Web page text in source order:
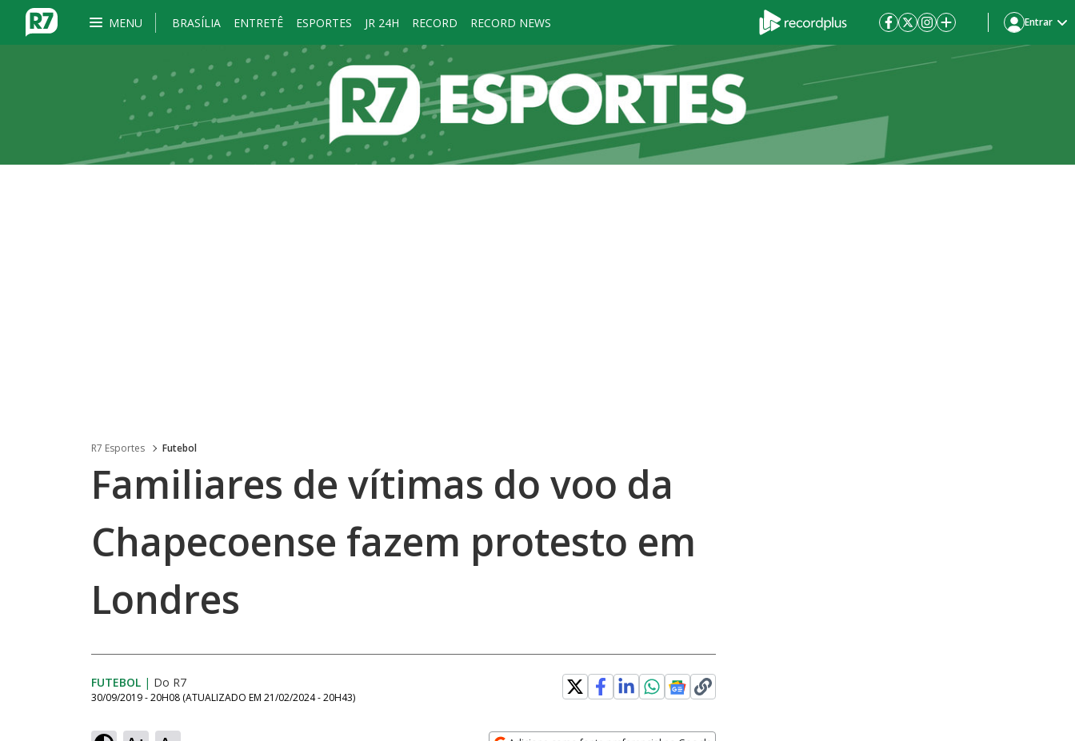
MENU BRASÍLIA ENTRETÊ ESPORTES JR 24H RECORD RECORD NEWS Entrar
R7 Esportes Futebol
Familiares de vítimas do voo da
Chapecoense fazem protesto em
Londres
FUTEBOL | Do R7
30/09/2019 - 20H08 (ATUALIZADO EM 21/02/2024 - 20H43)